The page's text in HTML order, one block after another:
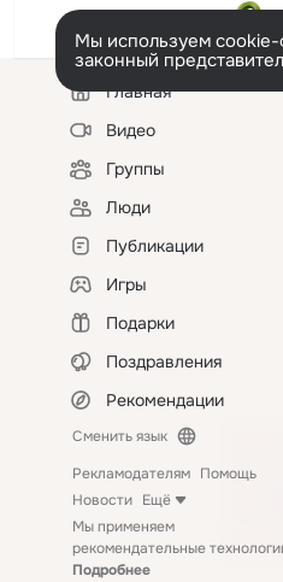
Мы используем cookie-
законный
Левая
колонкаГлавная
Видео
Группы
Люди
Публикации
Игры
Подарки
Поздравления
Рекомендации
Сменить язык
Рекламодателям Помощь
Новости Ещё
Мы применяем
рекомендательные
Подробнее